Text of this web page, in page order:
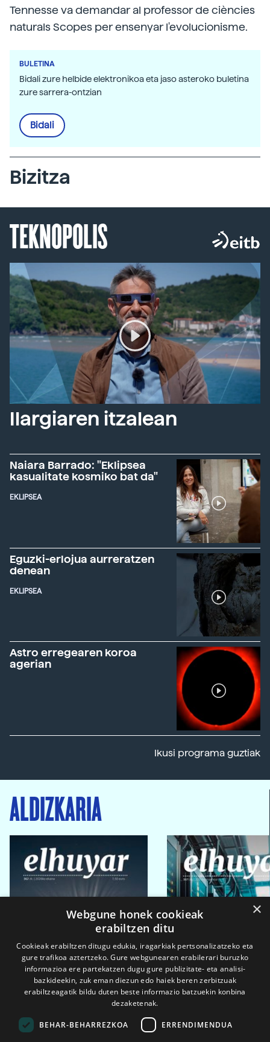
Tennesse va demandar al professor de ciències
naturals Scopes per ensenyar l'evolucionisme.
BULETINA
Bidali zure helbide elektronikoa eta jaso asteroko buletina
zure sarrera-ontzian
Bidali
Bizitza
TEKNOPOLIS
Ilargiaren itzalean
Naiara Barrado: "Eklipsea
kasualitate kosmiko bat da"
EKLIPSEA
Eguzki-erlojua aurreratzen
denean
EKLIPSEA
Astro erregearen koroa
agerian
Ikusi programa guztiak
ALDIZKARIA
×
Webgune honek cookieak
erabiltzen ditu
Cookieak erabiltzen ditugu edukia, iragarkiak pertsonalizatzeko eta
gure trafikoa aztertzeko. Gure webgunearen erabilerari buruzko
informazioa ere partekatzen dugu gure publizitate- eta analisi-
bazkideekin, zuk eman diezun edo haiek beren zerbitzuak
erabiltzeagatik bildu duten beste informazio batzuekin konbina
dezaketenak.
BEHAR-BEHARREZKOA ERRENDIMENDUA